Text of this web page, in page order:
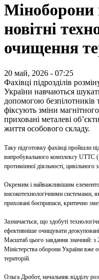
Міноборони
новітні
очищення
20 май, 2026 - 07:25
Фахівці підрозділів
України навчаються
допомогою безпілотників
фіксують зміни
приховані металеві
життя особового складу.
Таку підготовку фахівці пройшли
випробувального комплексу UTTC
протимінної діяльності, цивільного
Окремим і найважливішим
високотехнологічними системами,
приховані боєприпаси, критично
Зазначається, що здобуті
ефективніше очищувати деокуповані
Масштаб цього завдання значний: з
Міністерства оборони України вже
територій.
Ольга Дробот, начальник відділу